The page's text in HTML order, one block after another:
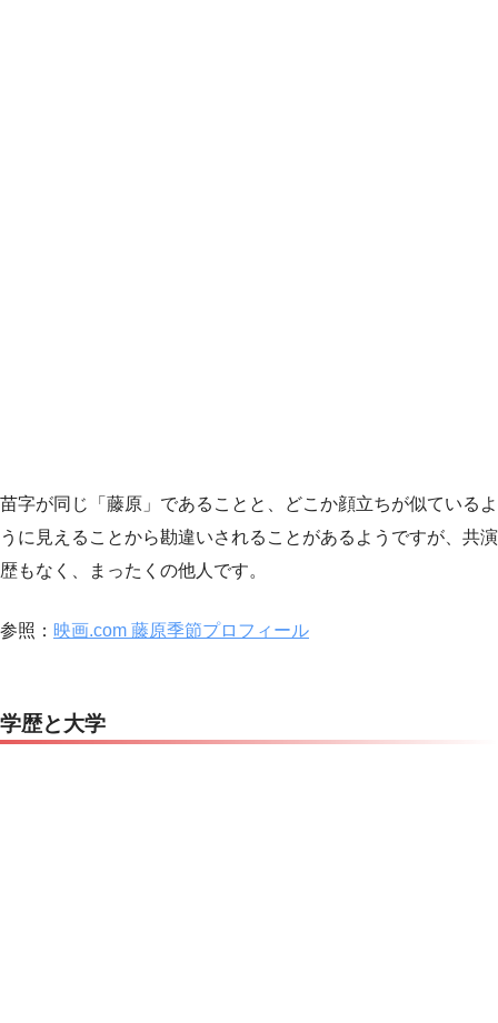
苗字が同じ「藤原」であることと、どこか顔立ちが似ているよ
うに見えることから勘違いされることがあるようですが、共演
歴もなく、まったくの他人です。
参照： 映画.com 藤原季節プロフィール
学歴と大学